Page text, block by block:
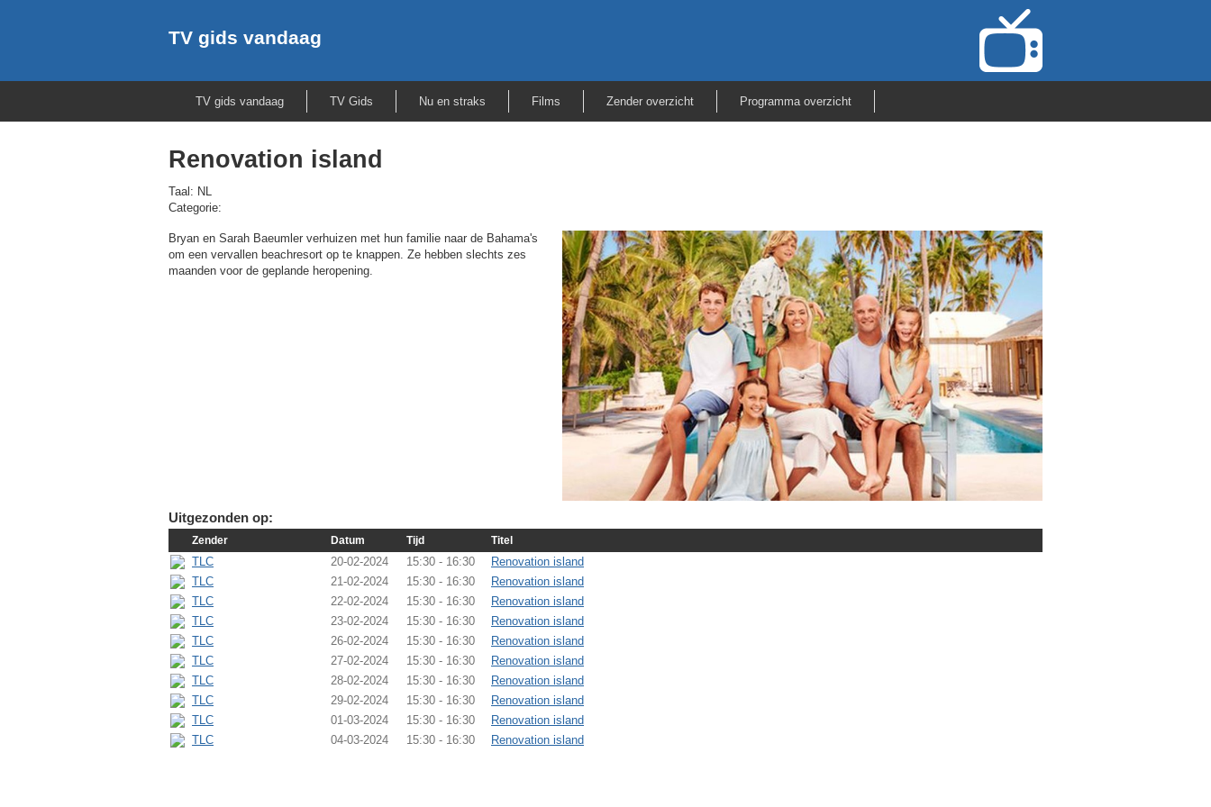
TV gids vandaag
TV gids vandaag TV Gids Nu en straks Films Zender overzicht Programma overzicht
Renovation island
Taal: NL
Categorie:
Bryan en Sarah Baeumler verhuizen met hun familie naar de Bahama's
om een vervallen beachresort op te knappen. Ze hebben slechts zes
maanden voor de geplande heropening.
Uitgezonden op:
Zender Datum Tijd Titel
TLC 20-02-2024 15:30 - 16:30
Renovation island
TLC
21-02-2024 15:30 - 16:30
Renovation island
TLC
22-02-2024 15:30 - 16:30
Renovation island
TLC
23-02-2024 15:30 - 16:30
Renovation island
TLC
26-02-2024 15:30 - 16:30
Renovation island
TLC
27-02-2024 15:30 - 16:30
Renovation island
TLC
28-02-2024 15:30 - 16:30
Renovation island
TLC
29-02-2024 15:30 - 16:30
Renovation island
TLC
01-03-2024 15:30 - 16:30
Renovation island
TLC
04-03-2024 15:30 - 16:30 Renovation island